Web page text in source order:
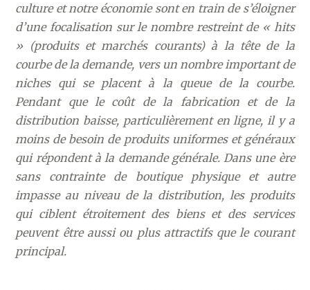
culture et notre économie sont en train de s’éloigner
d’une focalisation sur le nombre restreint de « hits
» (produits et marchés courants) à la tête de la
courbe de la demande, vers un nombre important de
niches qui se placent à la queue de la courbe.
Pendant que le coût de la fabrication et de la
distribution baisse, particulièrement en ligne, il y a
moins de besoin de produits uniformes et généraux
qui répondent à la demande générale. Dans une ère
sans contrainte de boutique physique et autre
impasse au niveau de la distribution, les produits
qui ciblent étroitement des biens et des services
peuvent être aussi ou plus attractifs que le courant
principal.